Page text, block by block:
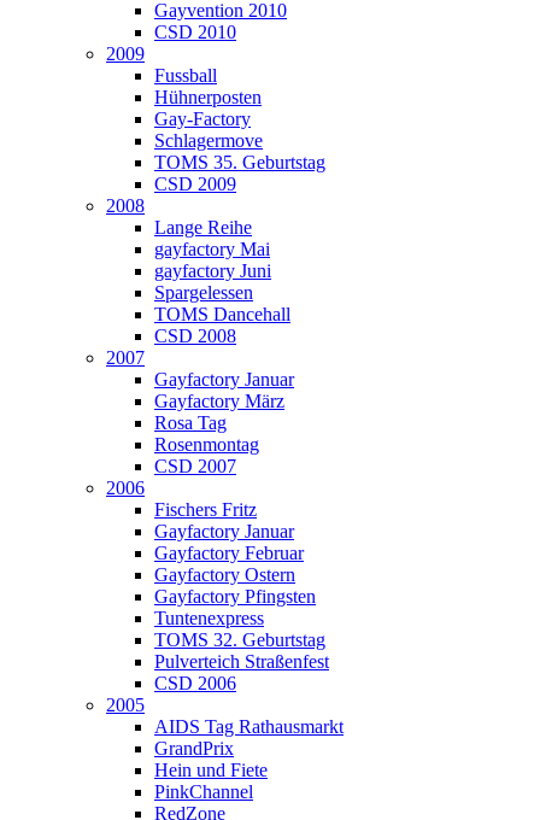
Gayvention 2010
CSD 2010
2009
Fussball
Hühnerposten
Gay-Factory
Schlagermove
TOMS 35. Geburtstag
CSD 2009
2008
Lange Reihe
gayfactory Mai
gayfactory Juni
Spargelessen
TOMS Dancehall
CSD 2008
2007
Gayfactory Januar
Gayfactory März
Rosa Tag
Rosenmontag
CSD 2007
2006
Fischers Fritz
Gayfactory Januar
Gayfactory Februar
Gayfactory Ostern
Gayfactory Pfingsten
Tuntenexpress
TOMS 32. Geburtstag
Pulverteich Straßenfest
CSD 2006
2005
AIDS Tag Rathausmarkt
GrandPrix
Hein und Fiete
PinkChannel
RedZone